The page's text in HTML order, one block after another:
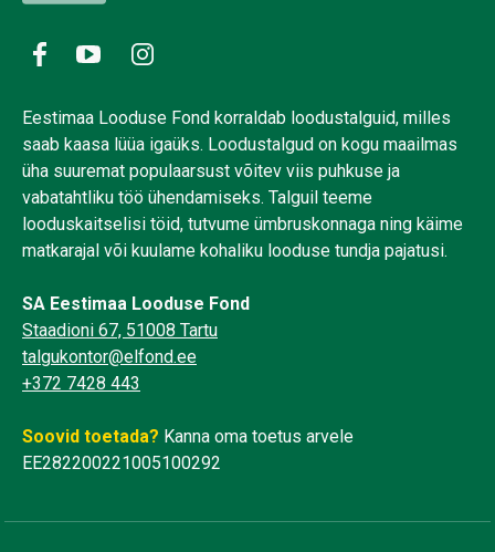
Eestimaa Looduse Fond korraldab loodustalguid, milles
saab kaasa lüüa igaüks. Loodustalgud on kogu maailmas
üha suuremat populaarsust võitev viis puhkuse ja
vabatahtliku töö ühendamiseks. Talguil teeme
looduskaitselisi töid, tutvume ümbruskonnaga ning käime
matkarajal või kuulame kohaliku looduse tundja pajatusi.
SA Eestimaa Looduse Fond
Staadioni 67, 51008 Tartu
talgukontor@elfond.ee
+372 7428 443
Soovid toetada? Kanna oma toetus arvele
EE282200221005100292